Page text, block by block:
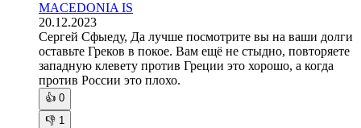
MACEDONIA IS
20.12.2023
Сергей Сфыеду, Да лучше посмотрите вы на ваши долги
оставьте Греков в покое. Вам ещё не стыдно, повторяете
западную клевету против Греции это хорошо, а когда
против России это плохо.
👍 0
👎 1